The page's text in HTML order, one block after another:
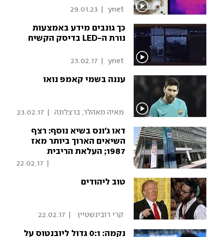
29.01.23
כך גונבים מידע באמצעות
נורת ה-LED בדיסק הקשיח
23.02.17
עננה בשמי קאמפ נואו
מאיה מאהלר, ברצלונה 23.02.17
דאו ג'ונס בשיא נוסף: רצף
השיאים הארוך ביותר מאז
1987; העלאת הריבית
22.02.17
טוב ליהודים
קרי רובינשטיין 22.02.17
נקמה: 0:1 גדול ליובנטוס על